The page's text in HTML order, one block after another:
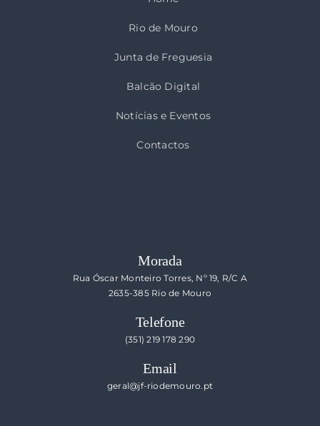
Rio de Mouro
Junta de Freguesia
Balcão Digital
Notícias e Eventos
Contactos
Morada
Rua Óscar Monteiro Torres, Nº 19, R/C A
2635-385 Rio de Mouro
Telefone
(351) 219 178 290
Email
geral@jf-riodemouro.pt